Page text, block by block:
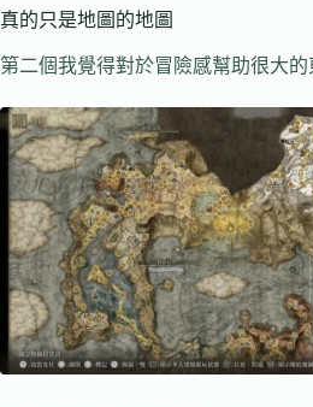
真的只是地圖的地圖
第二個我覺得對於冒險感幫助很大的